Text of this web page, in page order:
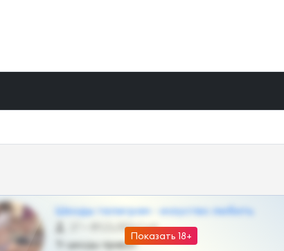
Показать 18+
Шкоды телеграм - искуство любить
@SZu3ll3sCatt_bot
Тг шкоды приват